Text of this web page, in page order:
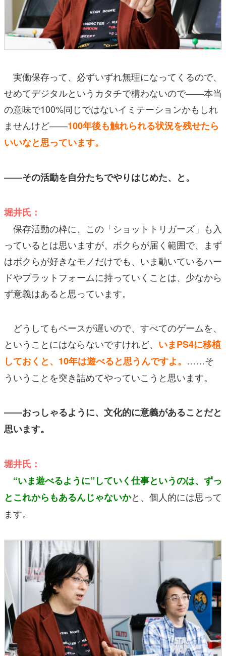
実働保存って、必ずいずれ無理になってくるので、
せめてデジタルというカタチで構わないので――本当
の意味で100%同じではないイミテーションかもしれ
ませんけど――100年後も触れられる状況を残せたら
いいなと思っています。
――その活動を自分たちでやりはじめた、と。
堀井氏：
保存活動の枠に、この「ショットトリガーズ」も入
っているとは思いますが、ボクらが届く範囲で、まず
はボクらが好きなモノだけでも、いま動いているハー
ドやプラットフォームに持っていくことは、少なから
ず意義はあると思っています。
どうしてもペースが遅いので、すべてのゲームを、
ということにはならないですけれど、 いまPS4に移植
しておくと、10年は遊べると思うんですよ。 ……そ
ういうことを突き詰めてやっていこうと思います。
――おっしゃるように、文化的に意義があることだと
思います。
堀井氏：
“いま遊べるように”していく仕事というのは、ずっ
とこれからもあるんじゃないかと、個人的には思って
ます。